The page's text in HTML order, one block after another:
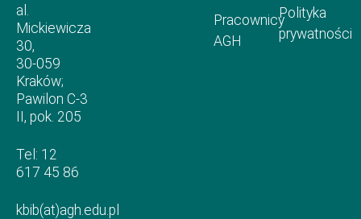
al.
Mickiewicza
30,
30-059
Kraków;
Pawilon C-3
II, pok. 205
Tel: 12
617 45 86
kbib(at)agh.edu.pl
Pracownicy
AGH
Polityka
prywatności